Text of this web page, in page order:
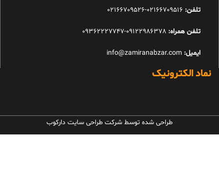
تلفن:
تلفن همراه: 09122986378-09362227747
ایمیل:
نماد الکترونیک
طراحی شده توسط شرکت طراحی سایت دارکوب